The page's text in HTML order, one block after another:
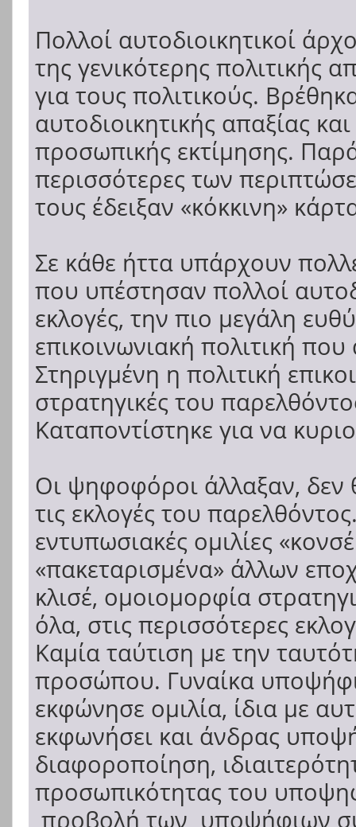
Πολλοί αυτοδιοικητικοί
της γενικότερης πολιτικής
για τους πολιτικούς.
αυτοδιοικητικής απαξίας
προσωπικής εκτίμησης.
περισσότερες των
τους έδειξαν «κόκκινη»
Σε κάθε ήττα υπάρχουν
που υπέστησαν πολλοί
εκλογές, την πιο μεγάλη
επικοινωνιακή πολιτική
Στηριγμένη η πολιτική
στρατηγικές του
Καταποντίστηκε για να
Οι ψηφοφόροι άλλαξαν, δεν
τις εκλογές του
εντυπωσιακές ομιλίες
«πακεταρισμένα» άλλων
κλισέ, ομοιομορφία
όλα, στις περισσότερες
Καμία ταύτιση με την
προσώπου. Γυναίκα
εκφώνησε ομιλία, ίδια με
εκφωνήσει και άνδρας
διαφοροποίηση,
προσωπικότητας του
προβολή των υποψήφιων